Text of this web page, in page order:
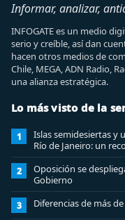
Informar, analizar,
INFOGATE es un medio
serio y creíble, así dan
hacen otros medios de
Chile, MEGA, ADN Radio,
una alianza estratégica.
Lo más visto de la
1
Islas semidesiertas y
Río de Janeiro: un
2
Oposición se
Gobierno
3 Diferencias de más